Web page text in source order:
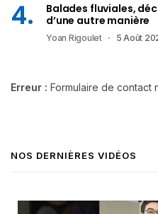
Balades fluviales,
d’une autre manière
Yoan Rigoulet 5 Août
Erreur : Formulaire de contact
NOS DERNIÈRES VIDÉOS